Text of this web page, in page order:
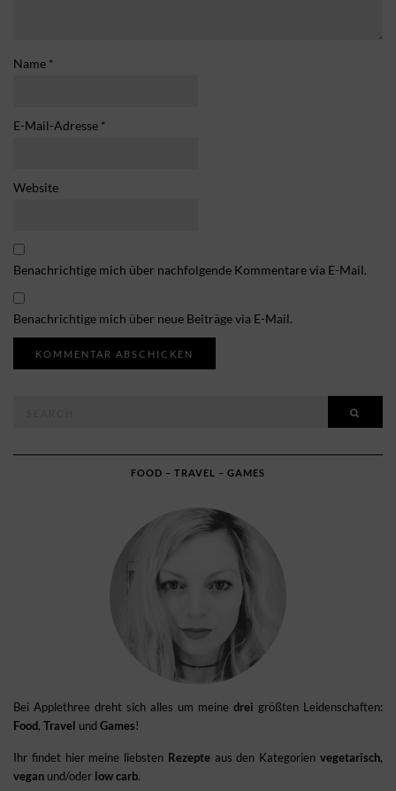
Name *
E-Mail-Adresse *
Website
Benachrichtige mich über nachfolgende Kommentare via E-Mail.
Benachrichtige mich über neue Beiträge via E-Mail.
FOOD – TRAVEL – GAMES
Bei Applethree dreht sich alles um meine drei größten Leidenschaften:
Food, Travel und Games!
Ihr findet hier meine liebsten Rezepteaus den Kategorienvegetarisch,
vegan und/oder low carb.